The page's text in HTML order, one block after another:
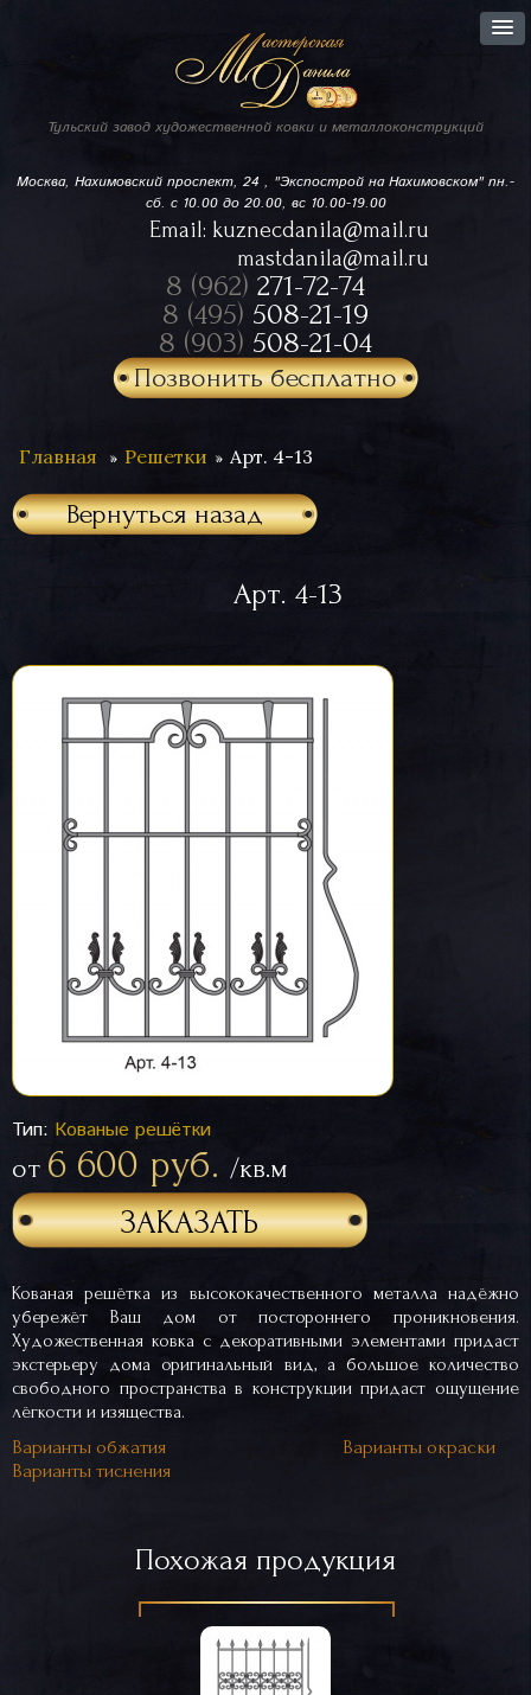
Тульский завод художественной ковки и металлоконструкций
Москва, Нахимовский проспект, 24 , "Экспострой на Нахимовском"пн.-
сб. с 10.00 до 20.00, вс 10.00-19.00
Email: kuznecdanila@mail.ru
mastdanila@mail.ru
8 (962) 271-72-74
8 (495) 508-21-19
8 (903) 508-21-04
Позвонить бесплатно
Главная Решетки Арт. 4-13
Вернуться назад
Арт. 4-13
Тип: Кованые решётки
от 6 600 руб. /кв.м
ЗАКАЗАТЬ
Кованая решётка из высококачественного металла надёжно
убережёт Ваш дом от постороннего проникновения.
Художественная ковка с декоративными элементами придаст
экстерьеру дома оригинальный вид, а большое количество
свободного пространства в конструкции придаст ощущение
лёгкости и изящества.
Варианты обжатия
Варианты окраски
Варианты тиснения
Похожая продукция